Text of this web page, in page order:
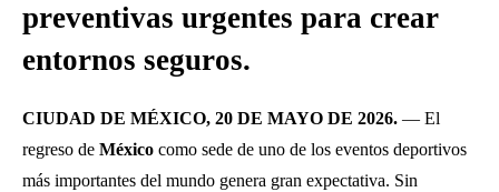
preventivas urgentes para crear
entornos seguros.
CIUDAD DE MÉXICO, 20 DE MAYO DE 2026. — El
regreso de México como sede de uno de los eventos deportivos
más importantes del mundo genera gran expectativa. Sin